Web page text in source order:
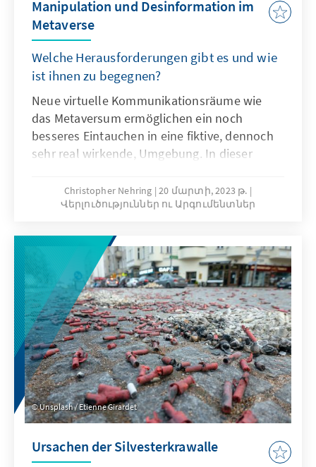
Manipulation und Desinformation im
Metaverse
Welche Herausforderungen gibt es und wie
ist ihnen zu begegnen?
Neue virtuelle Kommunikationsräume wie
das Metaversum ermöglichen ein noch
besseres Eintauchen in eine fiktive, dennoch
sehr real wirkende, Umgebung. In dieser
Vermischung von Unterhaltung und
Information statt. Daher können dort auch
aufgenommen werden. Auf was genau
müssen wir uns bei dieser Technologie
einstellen und wie kann Desinformation in
diesen Kommunikationsräumen begegnet
werden?
Christopher Nehring 20 մարտի, 2023 թ.
Վերլուծություններ ու Արգումենտներ
Unsplash / Etienne Girardet
Ursachen der Silvesterkrawalle